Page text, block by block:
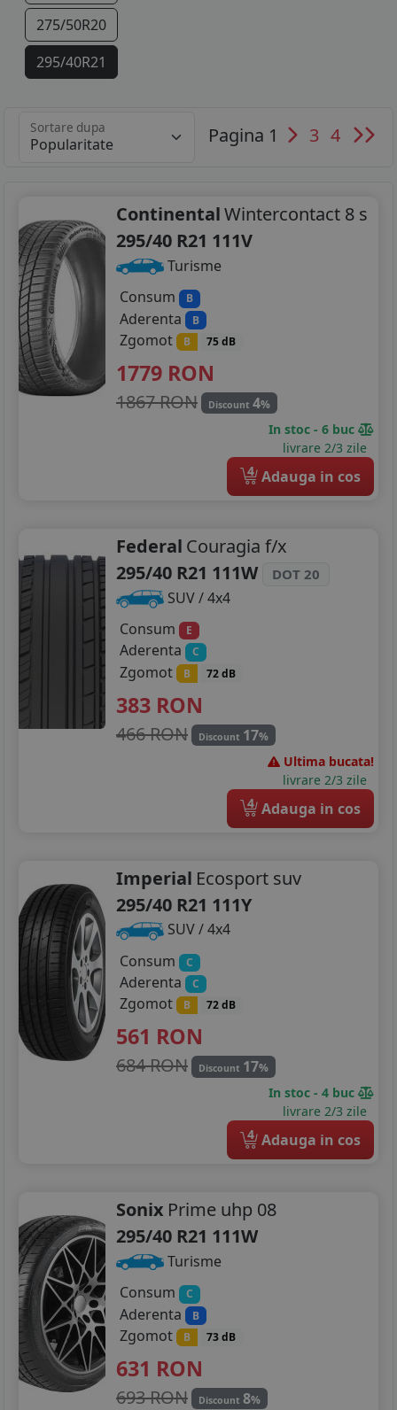
275/50R20
295/40R21
Sortare dupa Pagina 1 3 4
ContinentalWintercontact 8 s
295/40 R21 111V
Turisme
Consum
B
Aderenta B
Zgomot B 75 dB
1779 RON
1867 RON Discount 4%
In stoc - 6 buc
livrare 2/3 zile
4 Adauga in cos
Federal Couragia f/x
295/40 R21 111W
DOT 20
SUV / 4x4
Consum
E
Aderenta C
Zgomot B 72 dB
383 RON
466 RON Discount 17%
Ultima bucata!
livrare 2/3 zile
4 Adauga in cos
Imperial Ecosport suv
295/40 R21 111Y
SUV / 4x4
Consum
C
Aderenta C
Zgomot B 72 dB
561 RON
684 RON Discount 17%
In stoc - 4 buc
livrare 2/3 zile
4 Adauga in cos
Sonix Prime uhp 08
295/40 R21 111W
Turisme
Consum
C
Aderenta B
Zgomot B 73 dB
631 RON
693 RON Discount 8%